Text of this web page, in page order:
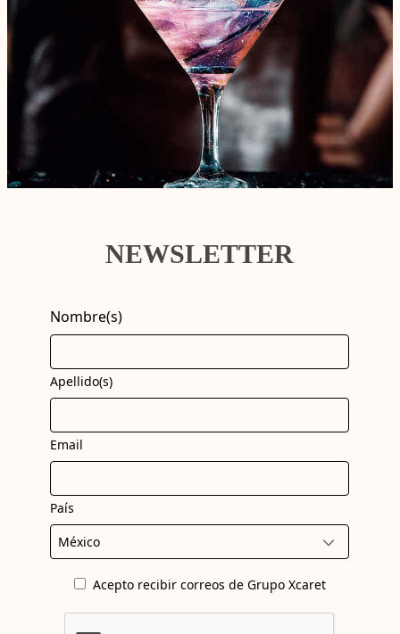
NEWSLETTER
Nombre(s)
Apellido(s)
Email
País
Acepto recibir correos de Grupo Xcaret